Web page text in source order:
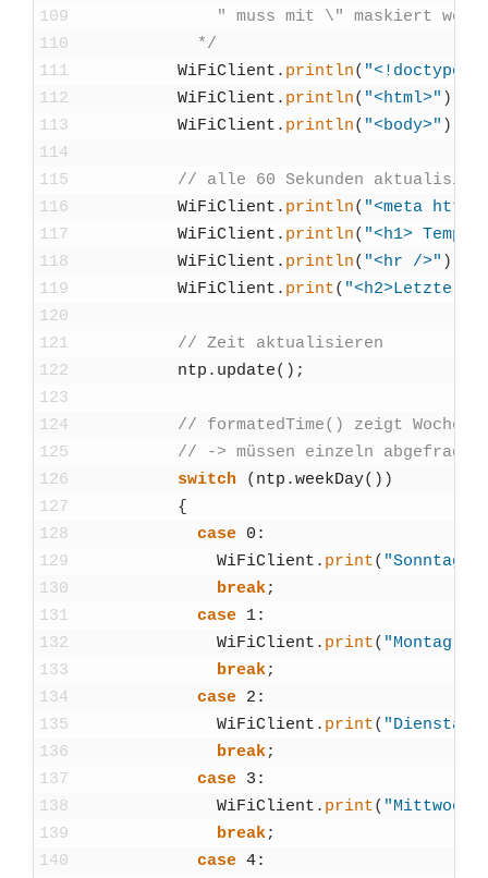
109
110
111
112
113
114
115
116
117
118
119
120
121
122
123
124
125
126
127
128
129
130
131
132
133
134
135
136
137
138
139
140
" muss mit \" mas­kiert
*/
WiFiCli­ent . println( "<!doc­ty­pe
WiFiCli­ent . println( "<html>" )
WiFiCli­ent . println( "<body>" )
// alle 60 Sekun­den
WiFiCli­ent . println( "<meta
WiFiCli­ent . println( "<h1>
WiFiCli­ent . println( "<hr />" )
WiFiCli­ent . print( "<h2>Letzte
// Zeit aktua­li­sie­ren
ntp . update( ) ;
// for­mated­Ti­me() zeigt
// -> müs­sen ein­zeln abge­fragt
switch
( ntp .week­Day( ) )
{
case 0 :
WiFiCli­ent . print( "Sonn­tag"
break;
case 1:
WiFiCli­ent . print( "Mon­tag"
break;
case 2 :
WiFiCli­ent . print( "Diens­tag"
break;
case 3 :
WiFiCli­ent . print( "Mitt­woch"
break;
case 4: